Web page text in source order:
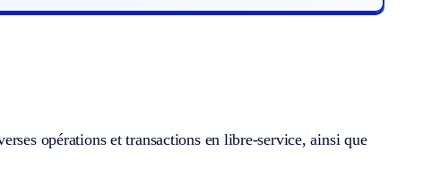
opérations et transactions en libre-service, ainsi que